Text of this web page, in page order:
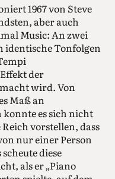
1967 von Steve
aber auch
Music: An zwei
identische Tonfolgen
der
wird. Von
Maß an
es sich nicht
vorstellen, dass
nur einer Person
diese
als er „Piano